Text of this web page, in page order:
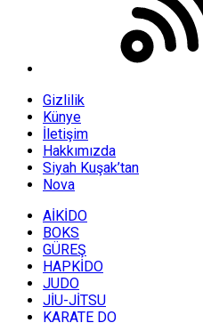
Gizlilik
Künye
İletişim
Hakkımızda
Siyah Kuşak’tan
Nova
AİKİDO
BOKS
GÜREŞ
HAPKİDO
JUDO
JİU-JİTSU
KARATE DO